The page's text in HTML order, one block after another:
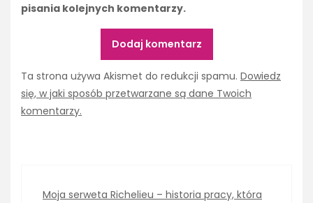
pisania kolejnych komentarzy.
Ta strona używa Akismet do redukcji spamu. Dowiedz
się, w jaki sposób przetwarzane są dane Twoich
komentarzy.
Moja serweta Richelieu – historia pracy, która